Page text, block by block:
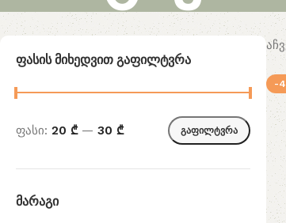
Ფასის Მიხედვით Გაფილტვრა
გაფილტვრა
ფასი: 20 ₾— 30 ₾
Მარაგი
-